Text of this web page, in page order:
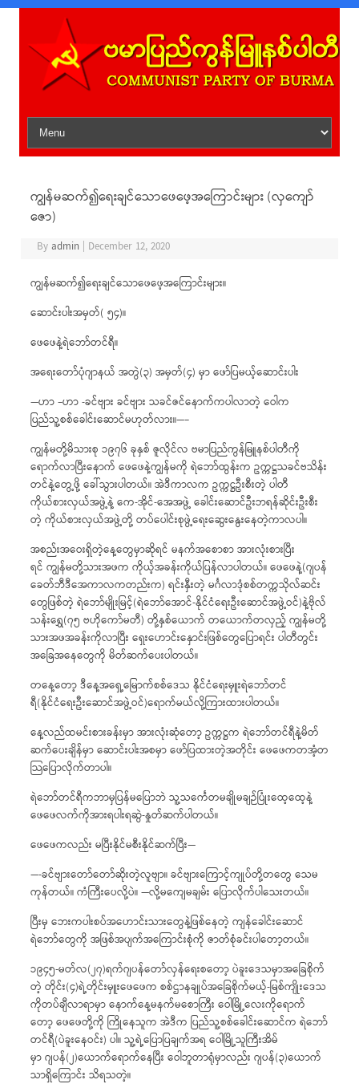
Skip to content
ကျွန်မဆက်၍ရေးချင်သောဖေဖေ့အကြောင်းများ (လှကျော်
ဇော)
Byadmin December 12, 2020
ကျွန်မဆက်၍ရေးချင်သောဖေဖေ့အကြောင်းများ။
ဆောင်းပါးအမှတ်( ၅၄)။
ဖေဖေနဲ့ရဲဘော်တင်ရီ။
အရေးတော်ပုံဂျာနယ် အတွဲ(၃) အမှတ်(၄) မှာ ဖော်ပြမယ့်ဆောင်းပါး
—ဟာ –ဟာ -ခင်ဗျား ခင်ဗျား သခင်ဇင်နောက်ကပါလာတဲ့ ဝေါက
ပြည်သူ့စစ်ခေါင်းဆောင်မဟုတ်လား။—–
ကျွန်မတို့မိသားစု ၁၉၇၆ ခုနှစ် ဇူလိုင်လ ဗမာပြည်ကွန်မြူနစ်ပါတီကို
ရောက်လာပြီးနောက် ဖေဖေနဲ့ကျွန်မကို ရဲဘော်ထွန်းက ဥက္ကဋ္ဌသခင်ဗသိန်း
တင်နဲ့တွေ့ဖို့ ခေါ်သွားပါတယ်။ အဲဒီကာလက ဥက္ကဋ္ဌဦးစီးတဲ့ ပါတီ
ကိုယ်စားလှယ်အဖွဲ့နဲ့ ကေ-အိုင်-အေအဖွဲ့ ခေါင်းဆောင်ဦးဘရန်ဆိုင်းဦးစီး
တဲ့ ကိုယ်စားလှယ်အဖွဲ့တို့ တပ်ပေါင်းစုဖွဲ့ရေးဆွေးနွေးနေတဲ့ကာလပါ။
အစည်းအဝေးရှိတဲ့နေ့တွေမှာဆိုရင် မနက်အစောစာ အားလုံးစားပြီး
ရင် ကျွန်မတို့သားအဖက ကိုယ့်အခန်းကိုယ်ပြန်လာပါတယ်။ ဖေဖေနဲ့(ဂျပန်
ခေတ်ဘီဒီအေကာလကတည်းက) ရင်းနှီးတဲ့ မင်္ဂလာဒုံစစ်တက္ကသိုလ်ဆင်း
တွေဖြစ်တဲ့ ရဲဘော်မျိုးမြင့်(ရဲဘော်အောင်-နိုင်ငံရေးဦးဆောင်အဖွဲ့ဝင်)နဲ့ဗိုလ်
သန်းရွှေ(၇၅ ဗဟိုကော်မတီ) တို့နှစ်ယောက် တယောက်တလှည့် ကျွန်မတို့
သားအဖအခန်းကိုလာပြီး ရှေးဟောင်းနှောင်းဖြစ်တွေပြောရင်း ပါတီတွင်း
အခြေအနေတွေကို မိတ်ဆက်ပေးပါတယ်။
တနေ့တော့ ဒီနေ့အရှေ့မြောက်စစ်ဒေသ နိုင်ငံရေးမှူးရဲဘော်တင်
ရီ(နိုင်ငံရေးဦးဆောင်အဖွဲ့ဝင်)ရောက်မယ်လို့ကြားထားပါတယ်။
နေ့လည်ထမင်းစားခန်းမှာ အားလုံးဆုံတော့ ဥက္ကဋ္ဌက ရဲဘော်တင်ရီနဲ့မိတ်
ဆက်ပေးချိန်မှာ ဆောင်းပါးအစမှာ ဖော်ပြထားတဲ့အတိုင်း ဖေဖေကတအံ့တ
သြပြောလိုက်တာပါ။
ရဲဘော်တင်ရီကဘာမှပြန်မပြောဘဲ သူ့သင်္ကေတမချိုမချဉ်ပြုံးထေ့ထေ့နဲ့
ဖေဖေလက်ကိုအားရပါးရဆွဲ-နှုတ်ဆက်ပါတယ်။
ဖေဖေကလည်း မပြီးနိုင်မစီးနိုင်ဆက်ပြီး—
—-ခင်ဗျားတော်တော်ဆိုးတဲ့လူဗျာ။ ခင်ဗျားကြောင့်ကျုပ်တို့တတွေ သေမ
ကုန်တယ်။ ကံကြီးပေလို့ပဲ။ —လို့မကျေမချမ်း ပြောလိုက်ပါသေးတယ်။
ပြီးမှ ဘေးကပါးစပ်အဟောင်းသားတွေနဲ့ဖြစ်နေတဲ့ ကျန်ခေါင်းဆောင်
ရဲဘော်တွေကို အဖြစ်အပျက်အကြောင်းစုံကို ဇာတ်စုံခင်းပါတော့တယ်။
၁၉၄၅-မတ်လ(၂၇)ရက်ဂျပန်တော်လှန်ရေးစတော့ ပဲခူးဒေသမှာအခြေစိုက်
တဲ့ တိုင်း(၄)ရဲ့တိုင်းမှူးဖေဖေက စစ်ဌာနချုပ်အခြေစိုက်မယ့်-မြစ်ကျိုးဒေသ
ကိုတပ်ချီလာရာမှာ နောက်နေ့မနက်မစောကြီး ဝေါမြို့လေးကိုရောက်
တော့ ဖေဖေတို့ကို ကြိုနေသူက အဲဒီက ပြည်သူ့စစ်ခေါင်းဆောင်က ရဲဘော်
တင်ရီ(ပဲခူးနေဝင်း) ပါ။ သူ့ရဲ့ပြောပြချက်အရ ဝေါမြို့သူကြီးအိမ်
မှာ ဂျပန်(၂)ယောက်ရောက်နေပြီး ဝေါဘူတာရုံမှာလည်း ဂျပန်(၃)ယောက်
သာရှိကြောင်း သိရသတဲ့။